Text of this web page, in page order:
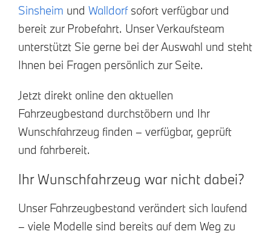
Sinsheim und Walldorfsofort verfügbar und
bereit zur Probefahrt. Unser Verkaufsteam
unterstützt Sie gerne bei der Auswahl und steht
Ihnen bei Fragen persönlich zur Seite.
Jetzt direkt online den aktuellen
Fahrzeugbestand durchstöbern und Ihr
Wunschfahrzeug finden – verfügbar, geprüft
und fahrbereit.
Ihr Wunschfahrzeug war nicht dabei?
Unser Fahrzeugbestand verändert sich laufend
– viele Modelle sind bereits auf dem Weg zu